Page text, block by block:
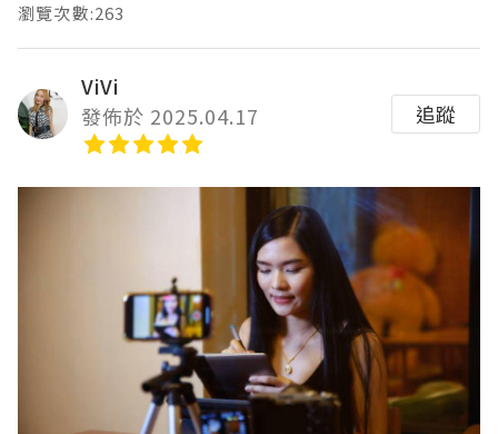
瀏覽次數:263
ViVi
發佈於 2025.04.17
追蹤